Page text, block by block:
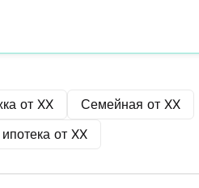
от XX Семейная от XX
от XX